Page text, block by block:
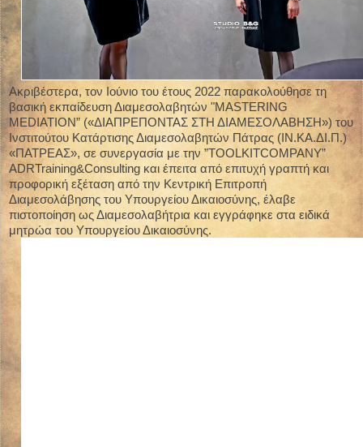
Ακριβέστερα, τον Ιούνιο του έτους 2022 παρακολούθησε τη
βασική εκπαίδευση Διαμεσολαβητών "MASTERING
MEDIATION” («ΔΙΑΠΡΕΠΟΝΤΑΣ ΣΤΗ ΔΙΑΜΕΣΟΛΑΒΗΣΗ») του
Ινστιτούτου Κατάρτισης Διαμεσολαβητών Πάτρας (ΙΝ.ΚΑ.ΔΙ.Π.)
«ΠΑΤΡΕΑΣ», σε συνεργασία με την ”TOOLKITCOMPANY”
ADRTraining&Consulting και έπειτα από επιτυχή γραπτή και
προφορική εξέταση από την Κεντρική Επιτροπή
Διαμεσολάβησης του Υπουργείου Δικαιοσύνης, έλαβε
πιστοποίηση ως Διαμεσολαβήτρια και εγγράφηκε στα ειδικά
μητρώα του Υπουργείου Δικαιοσύνης.